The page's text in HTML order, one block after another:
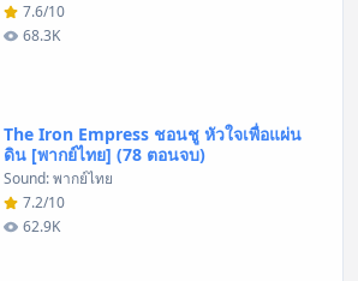
7.6/10
68.3K
The Iron Empress ชอนชู หัวใจเพื่อแผ่น
ดิน [พากย์ไทย] (78 ตอนจบ)
Sound: พากย์ไทย
7.2/10
62.9K